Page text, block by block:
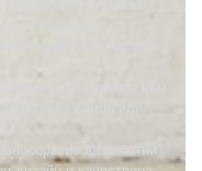
от моделите са с
със здрава
салон или
на работни